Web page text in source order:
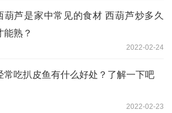
葫芦是家中常见的食材 西葫芦炒多久
能熟？
2022-02-24
常吃扒皮鱼有什么好处？了解一下吧
2022-02-23